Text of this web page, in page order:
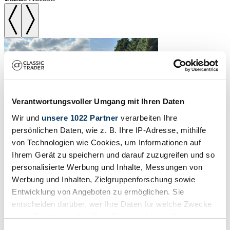
Verantwortungsvoller Umgang mit Ihren Daten
Wir und unsere 1022 Partner verarbeiten Ihre
persönlichen Daten, wie z. B. Ihre IP-Adresse, mithilfe
von Technologien wie Cookies, um Informationen auf
Ihrem Gerät zu speichern und darauf zuzugreifen und so
personalisierte Werbung und Inhalte, Messungen von
Werbung und Inhalten, Zielgruppenforschung sowie
Entwicklung von Angeboten zu ermöglichen. Sie
entscheiden darüber, wer Ihre Daten für welche Zwecke
nutzt. Sie können Ihre Einwilligung jederzeit über die
1965 | Porsche 912
complete restauration
Estimate